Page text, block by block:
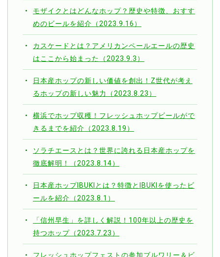
モザイクとはどんなホップ？歴史や特徴、おすす
めのビールを紹介（2023.9.16）
カスケードとは？アメリカンペールエールの歴史
はここから始まった（2023.9.3）
日本産ホップの新しい価値を創出！Z世代が考え
るホップの新しい魅力（2023.8.23）
横浜でホップ収穫！フレッシュホップビールがで
きるまでを紹介（2023.8.19）
ソラチエースとは？世界に誇れる日本産ホップを
徹底解明！（2023.8.14）
日本産ホップIBUKIとは？特徴とIBUKIを使ったビ
ールを紹介（2023.8.1）
「信州早生」を詳しく解説！100年以上の歴史を
持つホップ（2023.7.23）
フレッシュホップフェストの参加ブルワリー＆ビ